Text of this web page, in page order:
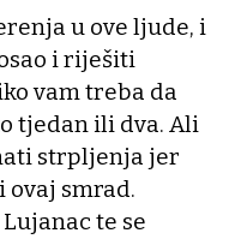
u ove ljude, i
i riješiti
vam treba da
tjedan ili dva. Ali
strpljenja jer
ovaj smrad.
te se